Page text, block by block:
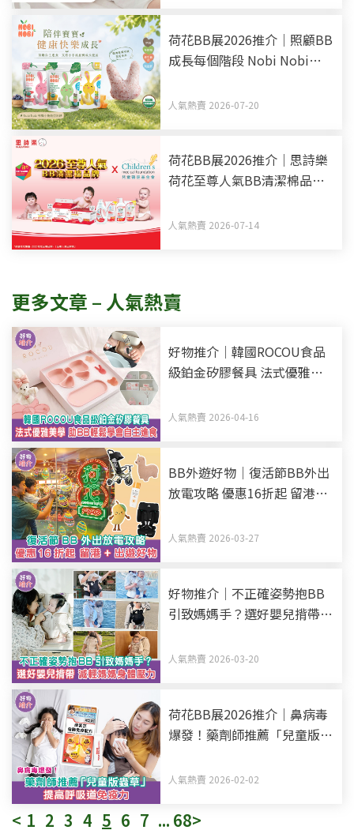
荷花BB展2026推介｜照顧BB
成長每個階段 Nobi Nobi
之選
人氣熱賣 2026-07-20
荷花BB展2026推介｜思詩樂
荷花至尊人氣BB清潔棉品牌
樂
人氣熱賣 2026-07-14
更多文章 – 人氣熱賣
好物推介｜韓國ROCOU食品
級鉑金矽膠餐具 法式優雅美
人氣熱賣 2026-04-16
BB外遊好物｜復活節BB外出
放電攻略 優惠16折起 留港
活動
人氣熱賣 2026-03-27
好物推介｜不正確姿勢抱BB
引致媽媽手？選好嬰兒揹帶
人氣熱賣 2026-03-20
荷花BB展2026推介｜鼻病毒
爆發！藥劑師推薦「兒童版蟲
人氣熱賣 2026-02-02
< 1 2 3 4 5 6 7 ... 68>